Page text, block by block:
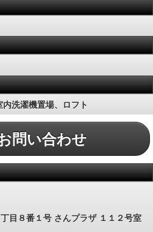
洗濯機置場、ロフト
問い合わせ
目８番１号 さんプラザ １１２号室